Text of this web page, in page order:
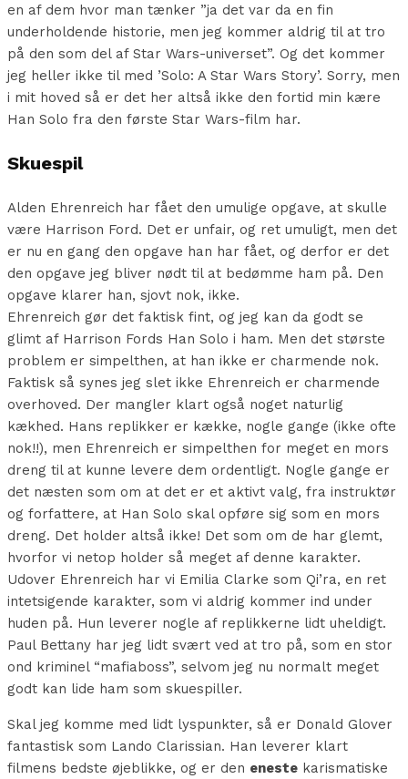
en af dem hvor man tænker ”ja det var da en fin
underholdende historie, men jeg kommer aldrig til at tro
på den som del af Star Wars-universet”. Og det kommer
jeg heller ikke til med ’Solo: A Star Wars Story’. Sorry, men
i mit hoved så er det her altså ikke den fortid min kære
Han Solo fra den første Star Wars-film har.
Skuespil
Alden Ehrenreich har fået den umulige opgave, at skulle
være Harrison Ford. Det er unfair, og ret umuligt, men det
er nu en gang den opgave han har fået, og derfor er det
den opgave jeg bliver nødt til at bedømme ham på. Den
opgave klarer han, sjovt nok, ikke.
Ehrenreich gør det faktisk fint, og jeg kan da godt se
glimt af Harrison Fords Han Solo i ham. Men det største
problem er simpelthen, at han ikke er charmende nok.
Faktisk så synes jeg slet ikke Ehrenreich er charmende
overhoved. Der mangler klart også noget naturlig
kækhed. Hans replikker er kække, nogle gange (ikke ofte
nok!!), men Ehrenreich er simpelthen for meget en mors
dreng til at kunne levere dem ordentligt. Nogle gange er
det næsten som om at det er et aktivt valg, fra instruktør
og forfattere, at Han Solo skal opføre sig som en mors
dreng. Det holder altså ikke! Det som om de har glemt,
hvorfor vi netop holder så meget af denne karakter.
Udover Ehrenreich har vi Emilia Clarke som Qi’ra, en ret
intetsigende karakter, som vi aldrig kommer ind under
huden på. Hun leverer nogle af replikkerne lidt uheldigt.
Paul Bettany har jeg lidt svært ved at tro på, som en stor
ond kriminel “mafiaboss”, selvom jeg nu normalt meget
godt kan lide ham som skuespiller.
Skal jeg komme med lidt lyspunkter, så er Donald Glover
fantastisk som Lando Clarissian. Han leverer klart
filmens bedste øjeblikke, og er den eneste karismatiske